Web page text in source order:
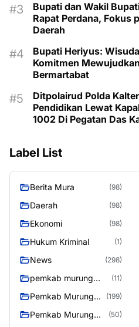
Bupati dan Wakil
Rapat Perdana, Fokus
Daerah
Bupati Heriyus:
Komitmen
Bermartabat
Ditpolairud Polda
Pendidikan Lewat
1002 Di Pegatan Das
Label List
Berita Mura (98)
Daerah (98)
Ekonomi (98)
Hukum Kriminal (1)
News (298)
pemkab murung
(11)
Pemkab Murung
(199)
Pemkab Murung
(50)